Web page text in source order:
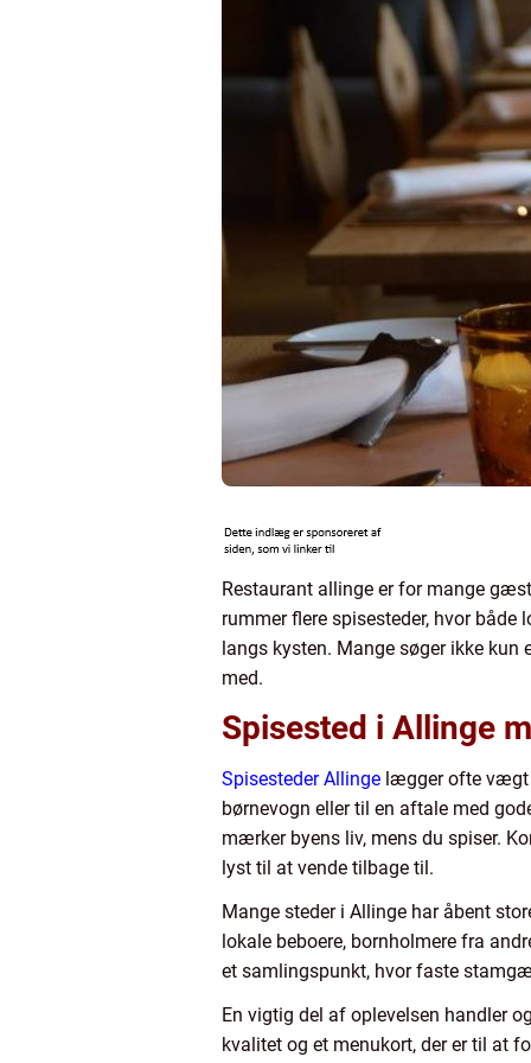
Restaurant allinge er for mange
rummer flere spisesteder, hvor
langs kysten. Mange søger ikke
med.
Spisested i Allinge
Spisesteder Allinge lægger ofte vægt
børnevogn eller til en aftale med
mærker byens liv, mens du spiser.
lyst til at vende tilbage til.
Mange steder i Allinge har åbent
lokale beboere, bornholmere fra
et samlingspunkt, hvor faste
En vigtig del af oplevelsen handler
kvalitet og et menukort, der er til at